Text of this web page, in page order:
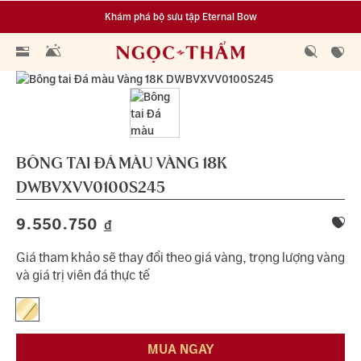
Khám phá bộ sưu tập Eternal Bow
Đa dạng lựa chọn tích luỹ từ 0.1 chỉ vàng 999.9
BÔNG TAI ĐÁ MÀU VÀNG 18K
DWBVXVV0100S245
9.550.750 đ
Giá tham khảo sẽ thay đổi theo giá vàng, trọng lượng vàng
và giá trị viên đá thực tế
MUA NGAY